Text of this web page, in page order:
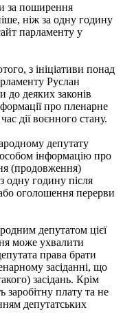
за поширення
ніж за одну годину
парламенту у
з ініціативи понад
Руслан
до деяких законів
про пленарне
дії воєнного стану.
депутату
інформацію про
(продовження)
одну годину після
оголошення перерви
депутатом цієї
може ухвалити
права брати
засіданні, що
засідань. Крім
заробітну плату та не
депутатських